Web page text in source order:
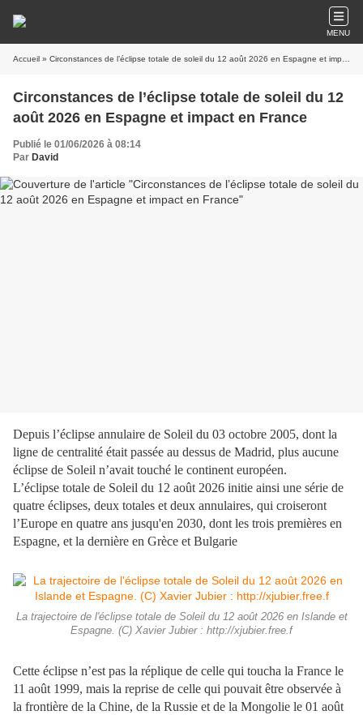
MENU
Accueil » Circonstances de l’éclipse totale de soleil du 12 août 2026 en Espagne et impact en France
Circonstances de l’éclipse totale de soleil du 12
août 2026 en Espagne et impact en France
Publié le 01/06/2026 à 08:14
Par David
Depuis l’éclipse annulaire de Soleil du 03 octobre 2005, dont la
ligne de centralité était passée au dessus de Madrid, plus aucune
éclipse de Soleil n’avait touché le continent européen.
L’éclipse totale de Soleil du 12 août 2026 initie ainsi une série de
quatre éclipses, deux totales et deux annulaires, qui croiseront
l’Europe en quatre ans jusqu'en 2030, dont les trois premières en
Espagne, et la dernière en Grèce et Bulgarie
La trajectoire de l'éclipse totale de Soleil du 12 août 2026 en Islande et
Espagne. (C) Xavier Jubier : http://xjubier.free.f
Cette éclipse n’est pas la réplique de celle qui toucha la France le
11 août 1999, mais la reprise de celle qui pouvait être observée à
la frontière de la Chine, de la Russie et de la Mongolie le 01 août